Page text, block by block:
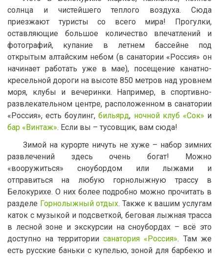
солнца и чистейшего теплого воздуха. Сюда
приезжают туристы со всего мира! Прогулки,
оставляющие большое количество впечатлений и
фотографий, купание в летнем бассейне под
открытым алтайским небом (в санатории «Россия» он
начинает работать уже в мае), посещение канатно-
кресельной дороги на высоте 850 метров над уровнем
моря, клубы и вечеринки. Например, в спортивно-
развлекательном центре, расположенном в санатории
«Россия», есть боулинг,бильярд, ночной клуб «Сок» и
бар «Винтаж». Если вы – тусовщик, вам сюда!
Зимой на курорте ничуть не хуже – набор зимних
развлечений здесь очень богат! Можно
«вооружиться» сноубордом или лыжами и
отправиться на любую горнолыжную трассу в
Белокурихе. О них более подробно можно прочитать в
разделе Горнолыжный отдых. Также к вашим услугам
каток с музыкой и подсветкой, беговая лыжная трасса
в лесной зоне и экскурсии на сноубордах – всё это
доступно на территории санатория «Россия». Там же
есть русские баньки с купелью, зоной для барбекю и